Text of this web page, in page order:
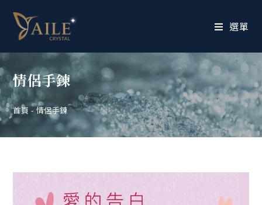
選單
情侶手鍊
首頁-情侶手鍊